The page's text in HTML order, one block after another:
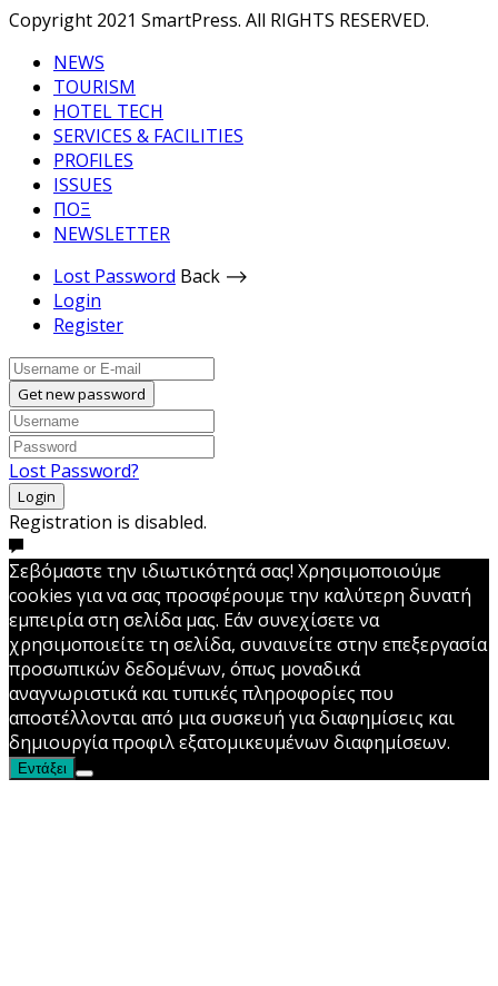
Copyright 2021 SmartPress. All RIGHTS RESERVED.
NEWS
TOURISM
HOTEL TECH
SERVICES & FACILITIES
PROFILES
ISSUES
ΠΟΞ
NEWSLETTER
Lost Password Back ⟶
Login
Register
Get new password
Lost Password?
Login
Registration is disabled.
Σεβόμαστε την ιδιωτικότητά σας! Χρησιμοποιούμε
cookies για να σας προσφέρουμε την καλύτερη δυνατή
εμπειρία στη σελίδα μας. Εάν συνεχίσετε να
χρησιμοποιείτε τη σελίδα, συναινείτε στην επεξεργασία
προσωπικών δεδομένων, όπως μοναδικά
αναγνωριστικά και τυπικές πληροφορίες που
αποστέλλονται από μια συσκευή για διαφημίσεις και
δημιουργία προφιλ εξατομικευμένων διαφημίσεων.
Εντάξει